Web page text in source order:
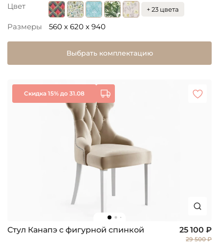
Цвет + 23 цвета
Размеры 560 x 620 x 940
Выбрать комплектацию
Скидка 15% до 31.08
Стул Канапэ с фигурной спинкой 25 100 ₽
29 500 ₽